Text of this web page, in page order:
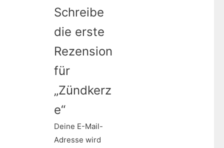
Schreibe
die erste
Rezension
für
„Zündkerz
e“
Deine E-Mail-
Adresse wird